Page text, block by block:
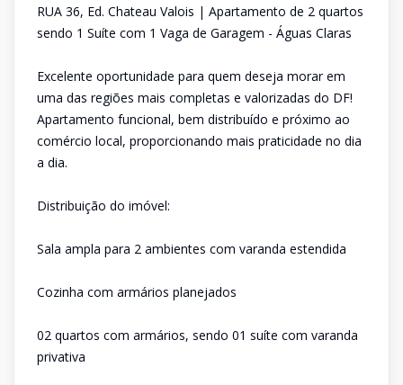
RUA 36, Ed. Chateau Valois | Apartamento de 2 quartos
sendo 1 Suíte com 1 Vaga de Garagem - Águas Claras
Excelente oportunidade para quem deseja morar em
uma das regiões mais completas e valorizadas do DF!
Apartamento funcional, bem distribuído e próximo ao
comércio local, proporcionando mais praticidade no dia
a dia.
Distribuição do imóvel:
Sala ampla para 2 ambientes com varanda estendida
Cozinha com armários planejados
02 quartos com armários, sendo 01 suíte com varanda
privativa